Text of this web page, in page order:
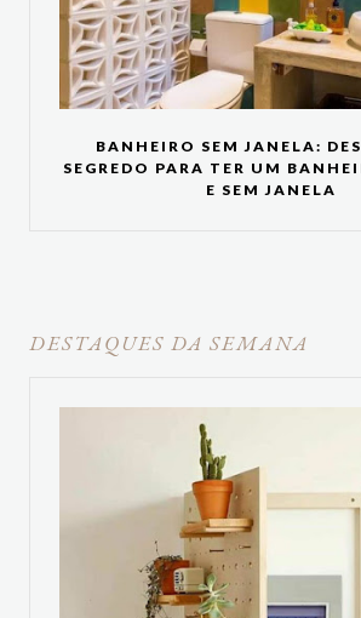
BANHEIRO SEM JANELA:
SEGREDO PARA TER UM
E SEM JANELA
DESTAQUES DA SEMANA